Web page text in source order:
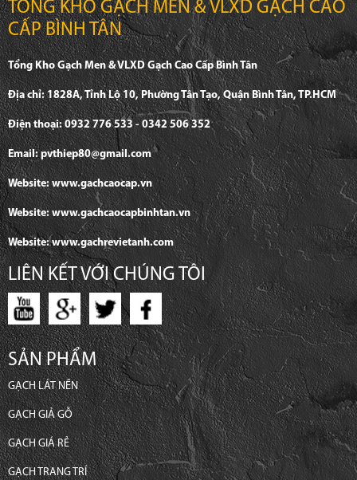
TỔNG KHO GẠCH MEN & VLXD GẠCH CAO
CẤP BÌNH TÂN
Tổng Kho Gạch Men & VLXD Gạch Cao Cấp Bình Tân
Địa chỉ: 1828A, Tỉnh Lộ 10, Phường Tân Tạo, Quận Bình Tân, TP.HCM
Điện thoại: 0932 776 533 - 0342 506 352
Email: pvthiep80@gmail.com
Website: www.gachcaocap.vn
Website: www.gachcaocapbinhtan.vn
Website: www.gachrevietanh.com
LIÊN KẾT VỚI CHÚNG TÔI
SẢN PHẨM
GẠCH LÁT NỀN
GẠCH GIẢ GỖ
GẠCH GIÁ RẺ
GẠCH TRANG TRÍ